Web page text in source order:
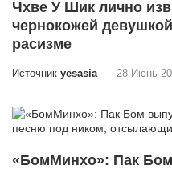
Чхве У Шик лично
чернокожей
расизме
Источник yesasia 28 Июнь
«БомМинхо»: Пак